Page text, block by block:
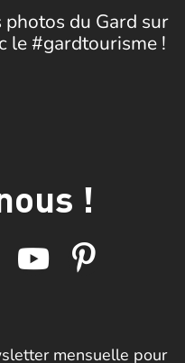
du Gard sur
le #gardtourisme !
!
mensuelle pour